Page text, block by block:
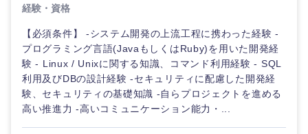
経験・資格
【必須条件】 -システム開発の上流工程に携わった経験 -
プログラミング言語(JavaもしくはRuby)を用いた開発経
験 - Linux / Unixに関する知識、コマンド利用経験 - SQL
利用及びDBの設計経験 -セキュリティに配慮した開発経
験、セキュリティの基礎知識 -自らプロジェクトを進める
高い推進力 -高いコミュニケーション能力・...